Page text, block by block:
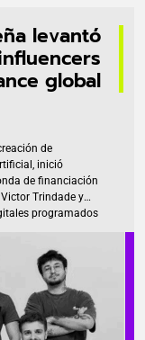
levantó
global
de
inició
de financiación
Trindade y
programados
La
como
Verve y
de GP
Personajes de IA